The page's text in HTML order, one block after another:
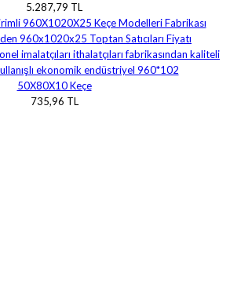
5.287,79 TL
50X80X10 Keçe
735,96 TL